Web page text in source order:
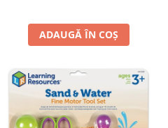
ADAUGĂ ÎN COȘ